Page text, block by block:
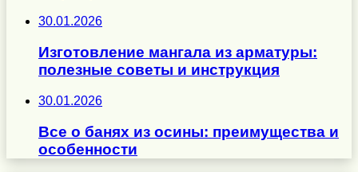
30.01.2026
Изготовление мангала из арматуры:
полезные советы и инструкция
30.01.2026
Все о банях из осины: преимущества и
особенности